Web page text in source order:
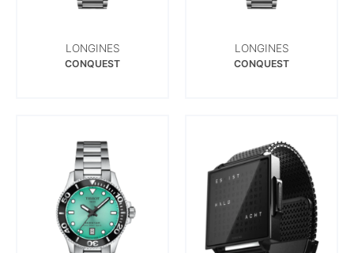
LONGINES
CONQUEST
LONGINES
CONQUEST